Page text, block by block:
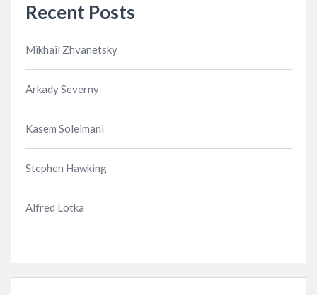
Recent Posts
Mikhail Zhvanetsky
Arkady Severny
Kasem Soleimani
Stephen Hawking
Alfred Lotka